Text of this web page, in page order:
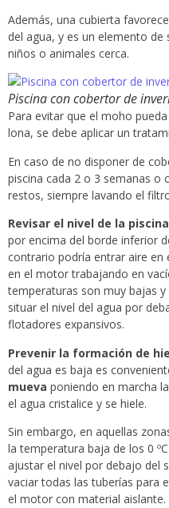
Además, una cubierta
del agua, y es un elemento
niños o animales cerca.
Piscina con cobertor de
Para evitar que el moho
lona, se debe aplicar un
En caso de no disponer de
piscina cada 2 o 3 semanas o
restos, siempre lavando el
Revisar el nivel de la piscina
por encima del borde inferior
contrario podría entrar aire en
en el motor trabajando en
temperaturas son muy bajas
situar el nivel del agua por
flotadores expansivos.
Prevenir la formación de
del agua es baja es
mueva poniendo en marcha
el agua cristalice y se hiele.
Sin embargo, en aquellas
la temperatura baja de los 0
ajustar el nivel por debajo del
vaciar todas las tuberías para
el motor con material aislante.